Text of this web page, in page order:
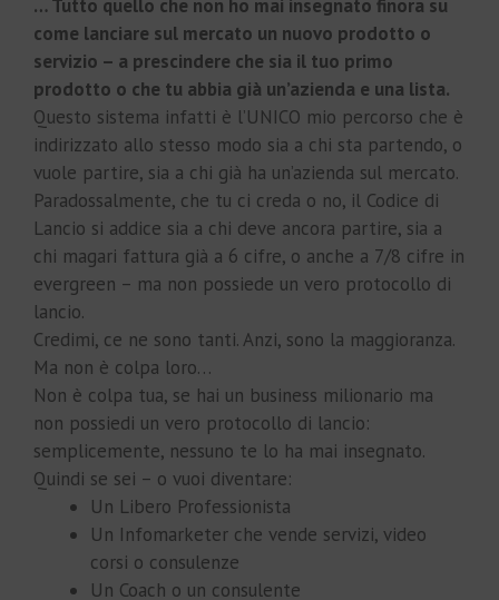
… Tutto quello che non ho mai insegnato finora su
come lanciare sul mercato un nuovo prodotto o
servizio – a prescindere che sia il tuo primo
prodotto o che tu abbia già un’azienda e una lista.
Questo sistema infatti è l’UNICO mio percorso che è
indirizzato allo stesso modo sia a chi sta partendo, o
vuole partire, sia a chi già ha un’azienda sul mercato.
Paradossalmente, che tu ci creda o no, il Codice di
Lancio si addice sia a chi deve ancora partire, sia a
chi magari fattura già a 6 cifre, o anche a 7/8 cifre in
evergreen – ma non possiede un vero protocollo di
lancio.
Credimi, ce ne sono tanti. Anzi, sono la maggioranza.
Ma non è colpa loro…
Non è colpa tua, se hai un business milionario ma
non possiedi un vero protocollo di lancio:
semplicemente, nessuno te lo ha mai insegnato.
Quindi se sei – o vuoi diventare:
​Un Libero Professionista
​Un Infomarketer che vende servizi, video
corsi o consulenze
​Un Coach o un consulente